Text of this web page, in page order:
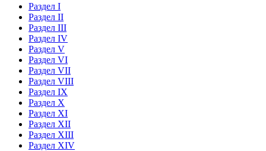
Раздел I
Раздел II
Раздел III
Раздел IV
Раздел V
Раздел VI
Раздел VII
Раздел VIII
Раздел IX
Раздел X
Раздел XI
Раздел XII
Раздел XIII
Раздел XIV